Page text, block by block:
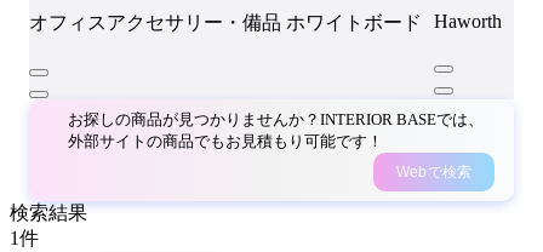
オフィスアクセサリー・備品 ホワイトボード Haworth
お探しの商品が見つかりませんか？INTERIOR BASEでは、
外部サイトの商品でもお見積もり可能です！
Webで検索
検索結果
1件